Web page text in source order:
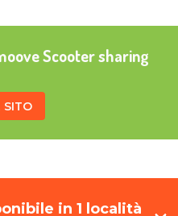
Scooter sharing
SITO
in 1 località